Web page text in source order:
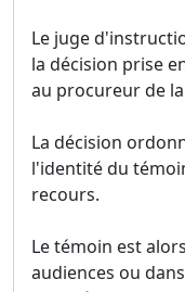
Le juge
la décision prise
au procureur de
La décision
l'identité du
recours.
Le témoin est
audiences ou